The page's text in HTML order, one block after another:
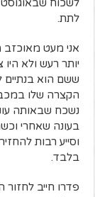
לתת.
אני מעט מאוכזב
יותר רעש ולא
ששם הוא בנתיים
הקצרה שלו
נשכח שבאותה
בעונה שאחרי
וסייע רבות
בלבד.
פדרו חייב לחזור